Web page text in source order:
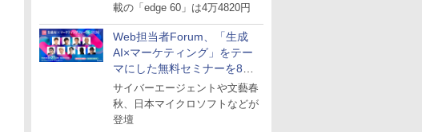
載の「edge 60」は4万4820円
Web担当者Forum、「生成
AI×マーケティング」をテー
マにした無料セミナーを8月
27日にオンライン開催
サイバーエージェントや文藝春
秋、日本マイクロソフトなどが
登壇